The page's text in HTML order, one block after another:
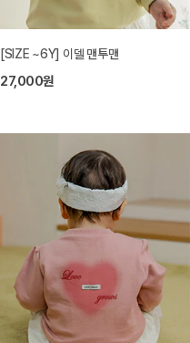
[SIZE ~6Y] 이델 맨투맨
27,000원